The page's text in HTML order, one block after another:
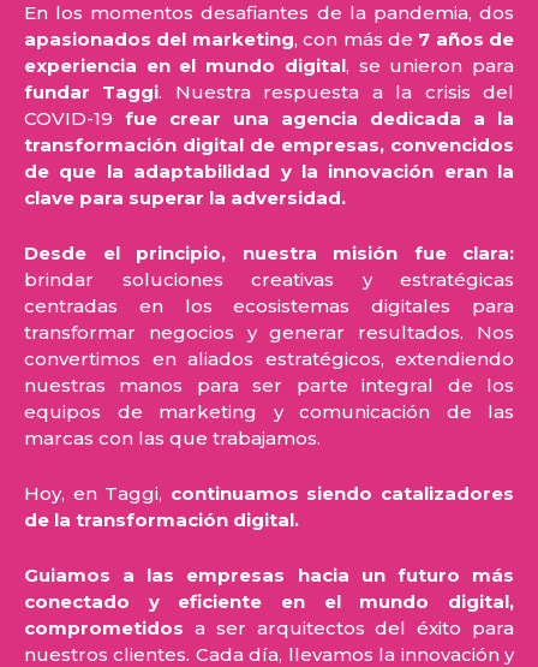
En los momentos desafiantes de la pandemia, dos
apasionados del marketing, con más de 7 años de
experiencia en el mundo digital, se unieron para
fundar Taggi. Nuestra respuesta a la crisis del
COVID-19 fue crear una agencia dedicada a la
transformación digital de empresas, convencidos
de que la adaptabilidad y la innovación eran la
clave para superar la adversidad.
Desde el principio, nuestra misión fue clara:
brindar soluciones creativas y estratégicas
centradas en los ecosistemas digitales para
transformar negocios y generar resultados. Nos
convertimos en aliados estratégicos, extendiendo
nuestras manos para ser parte integral de los
equipos de marketing y comunicación de las
marcas con las que trabajamos.
Hoy, en Taggi, continuamos siendo catalizadores
de la transformación digital.
Guiamos a las empresas hacia un futuro más
conectado y eficiente en el mundo digital,
comprometidos a ser arquitectos del éxito para
nuestros clientes. Cada día, llevamos la innovación y